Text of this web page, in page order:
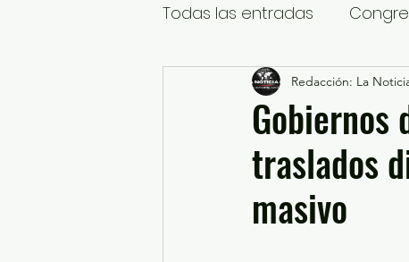
Todas las entradas
Nacional
Educación y Cultura
¿Qué pasa en tus
Gobiernos
traslados
masivo
Redacción: La